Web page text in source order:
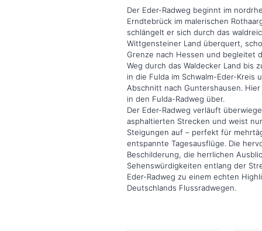
Der Eder-Radweg beginnt im
Erndtebrück im malerischen
schlängelt er sich durch das
Wittgensteiner Land überquert,
Grenze nach Hessen und begleitet
Weg durch das Waldecker Land bis
in die Fulda im Schwalm-Eder-Kreis
Abschnitt nach Guntershausen.
in den Fulda-Radweg über.
Der Eder-Radweg verläuft
asphaltierten Strecken und weist
Steigungen auf – perfekt für
entspannte Tagesausflüge. Die
Beschilderung, die herrlichen
Sehenswürdigkeiten entlang der
Eder-Radweg zu einem echten
Deutschlands Flussradwegen.